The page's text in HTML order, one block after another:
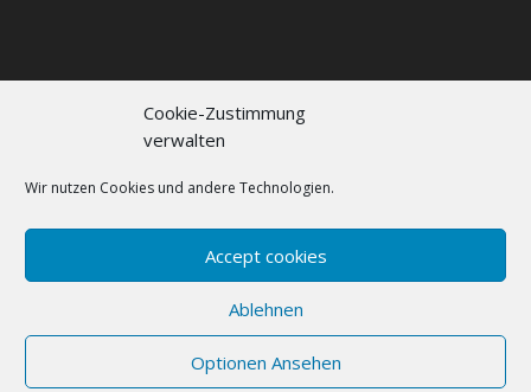
Cookie-Zustimmung
verwalten
Wir nutzen Cookies und andere Technologien.
Accept cookies
Ablehnen
Optionen Ansehen
Kontakt
Datenschutzerklärung
Cookie policy (EU)
Elegant Themes
WordPress